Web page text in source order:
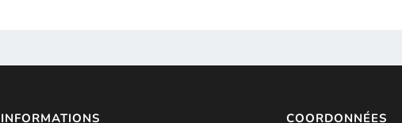
INFORMATIONS COORDONNÉES